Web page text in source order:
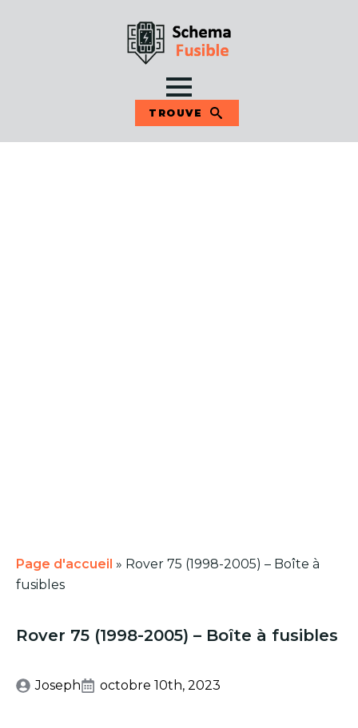
TROUVE
Page d'accueil » Rover 75 (1998-2005) – Boîte à
fusibles
Rover 75 (1998-2005) – Boîte à fusibles
Joseph octobre 10th, 2023